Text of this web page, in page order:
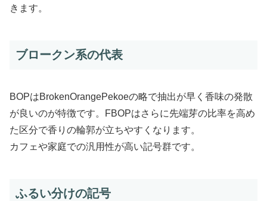
きます。
ブロークン系の代表
BOPはBrokenOrangePekoeの略で抽出が早く香味の発散
が良いのが特徴です。FBOPはさらに先端芽の比率を高め
た区分で香りの輪郭が立ちやすくなります。
カフェや家庭での汎用性が高い記号群です。
ふるい分けの記号